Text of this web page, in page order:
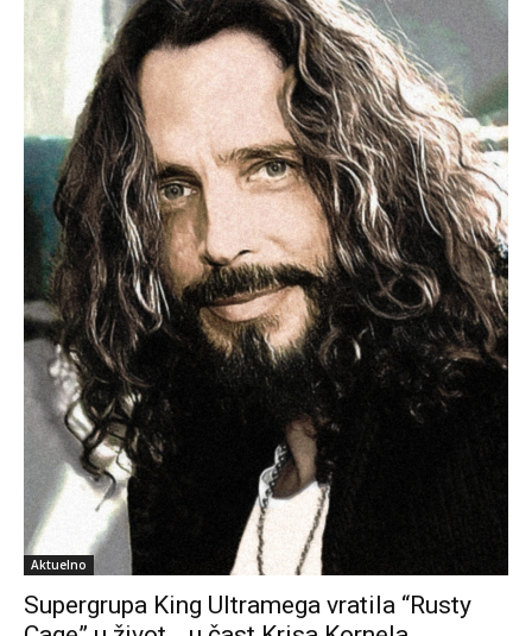
Aktuelno
Supergrupa King Ultramega vratila “Rusty